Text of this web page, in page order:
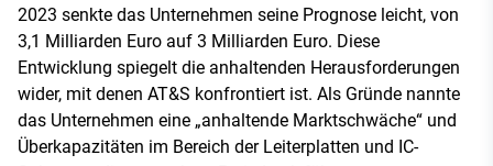
2023 senkte das Unternehmen seine Prognose leicht, von
3,1 Milliarden Euro auf 3 Milliarden Euro. Diese
Entwicklung spiegelt die anhaltenden Herausforderungen
wider, mit denen AT&S konfrontiert ist. Als Gründe nannte
das Unternehmen eine „anhaltende Marktschwäche“ und
Überkapazitäten im Bereich der Leiterplatten und IC-